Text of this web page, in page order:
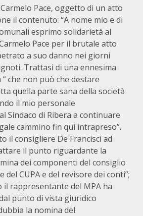
Pace, oggetto di un atto
il contenuto: “A nome mio e di
esprimo solidarietà al
Pace per il brutale atto
a suo danno nei giorni
Trattasi di una ennesima
che non può che destare
quella parte sana della società
il mio personale
Sindaco di Ribera a continuare
cammino fin qui intrapreso”.
il consigliere De Francisci ad
il punto riguardante la
dei componenti del consiglio
del CUPA e del revisore dei conti”;
rappresentante del MPA ha
punto di vista giuridico
la nomina del